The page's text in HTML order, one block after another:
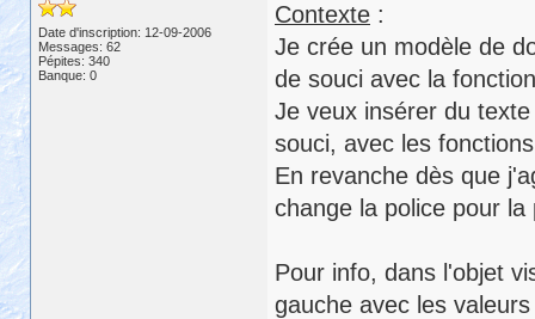
Date d'inscription: 12-09-2006
Messages: 62
Pépites: 340
Banque: 0
Contexte :
Je crée un modèle de
de souci avec la
Je veux insérer du
souci, avec les
En revanche dès que
change la police pour la
Pour info, dans l'objet
gauche avec les valeurs